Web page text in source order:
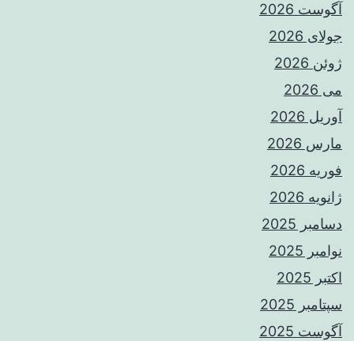
آگوست 2026
جولای 2026
ژوئن 2026
می 2026
آوریل 2026
مارس 2026
فوریه 2026
ژانویه 2026
دسامبر 2025
نوامبر 2025
اکتبر 2025
سپتامبر 2025
آگوست 2025